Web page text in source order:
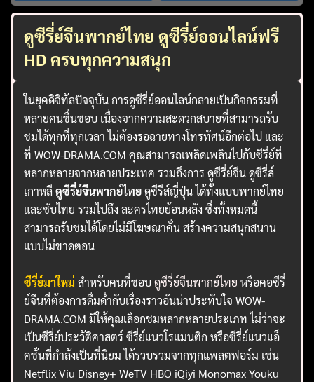
ดูซีรี่ย์จีนพากย์ไทย ดูซีรี่ย์ออนไลน์ฟรี
HD ครบทุกความสนุก
ในยุคดิจิทัลปัจจุบัน การดูซีรี่ย์ออนไลน์กลายเป็นกิจกรรมที่
หลายคนชื่นชอบ เนื่องจากความสะดวกสบายที่สามารถรับ
ชมได้ทุกที่ทุกเวลา ไม่ต้องรอฉายทางโทรทัศน์อีกต่อไป และ
ที่ WOW-DRAMA.COM คุณสามารถเพลิดเพลินไปกับซีรี่ย์ที่
หลากหลายจากหลายประเทศ รวมถึงการ ดูซีรี่ย์จีน ดูซีรี่ส์
เกาหลีดูซีรี่ย์จีนพากย์ไทยดูซีรีส์ญี่ปุ่น ได้ทั้งแบบพากย์ไทย
และซับไทย รวมไปถึง ละครไทยย้อนหลัง ซึ่งทั้งหมดนี้
สามารถรับชมได้โดยไม่มีโฆษณาคั่น สร้างความสนุกสนาน
แบบไม่ขาดตอน
ซีรี่ย์มาใหม่ สำหรับคนที่ชอบดูซีรี่ย์จีนพากย์ไทย หรือคอซีรี่
ย์จีนที่ต้องการดื่มด่ำกับเรื่องราวอันน่าประทับใจ WOW-
DRAMA.COM มีให้คุณเลือกชมหลากหลายประเภท ไม่ว่าจะ
เป็นซีรี่ย์ประวัติศาสตร์ ซีรี่ย์แนวโรแมนติก หรือซีรี่ย์แนวแอ็
คชั่นที่กำลังเป็นที่นิยม ได้รวบรวมจากทุกแพลตฟอร์ม เช่น
Netflix Viu Disney+ WeTV HBO iQiyi Monomax Youku